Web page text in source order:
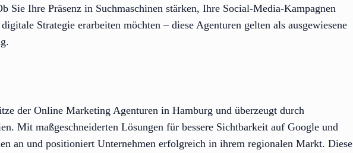
Sie Ihre Präsenz in Suchmaschinen stärken, Ihre Social-Media-Kampagnen
Strategie erarbeiten möchten – diese Agenturen gelten als ausgewiesene
der Online Marketing Agenturen in Hamburg und überzeugt durch
Mit maßgeschneiderten Lösungen für bessere Sichtbarkeit auf Google und
an und positioniert Unternehmen erfolgreich in ihrem regionalen Markt. Diese